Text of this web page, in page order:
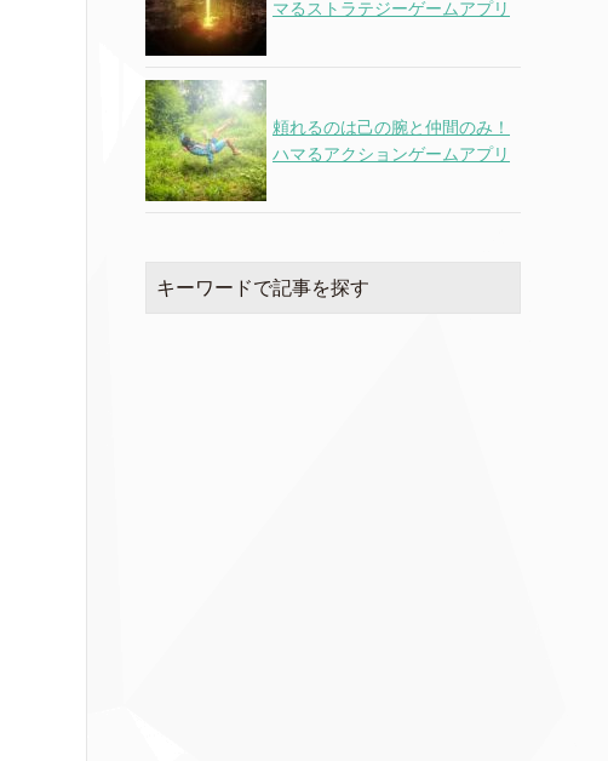
マるストラテジーゲームアプリ
頼れるのは己の腕と仲間のみ！
ハマるアクションゲームアプリ
キーワードで記事を探す